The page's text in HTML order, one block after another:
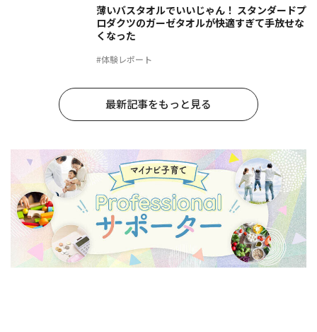
#体験レポート
薄いバスタオルでいいじゃん！ スタンダードプ
ロダクツのガーゼタオルが快適すぎて手放せな
くなった
最新記事をもっと見る